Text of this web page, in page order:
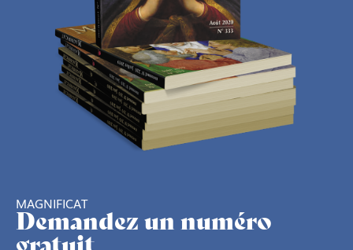
MAGNIFICAT
Demandez un numéro